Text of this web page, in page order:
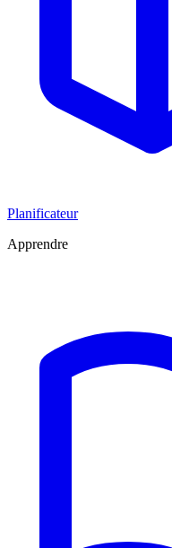
Planificateur
Apprendre